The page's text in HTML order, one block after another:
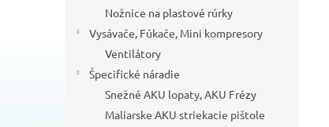
Nožnice na plastové rúrky
Vysávače, Fúkače, Mini kompresory
Ventilátory
Špecifické náradie
Snežné AKU lopaty, AKU Frézy
Maliarske AKU striekacie pištole